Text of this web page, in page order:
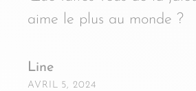
aime le plus au monde ?
Line
AVRIL 5, 2024